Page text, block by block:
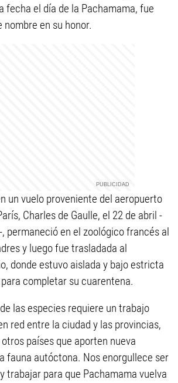
fecha el día de la Pachamama, fue
en su honor.
un vuelo proveniente del aeropuerto
Charles de Gaulle, el 22 de abril -
permaneció en el zoológico francés al
y luego fue trasladada al
donde estuvo aislada y bajo estricta
completar su cuarentena.
las especies requiere un trabajo
red entre la ciudad y las provincias,
países que aporten nueva
fauna autóctona. Nos enorgullece ser
trabajar para que Pachamama vuelva